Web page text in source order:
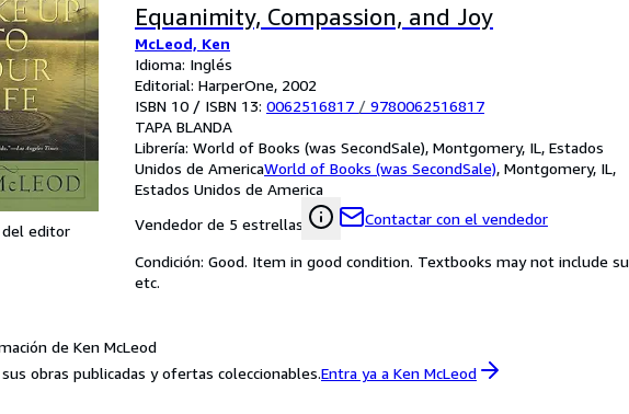
del editor
Equanimity, Compassion, and Joy
McLeod, Ken
Idioma: Inglés
Editorial: HarperOne, 2002
ISBN 10 / ISBN 13: 0062516817 / 9780062516817
TAPA BLANDA
Librería: World of Books (was SecondSale), Montgomery, IL, Estados
Unidos de AmericaWorld of Books (was SecondSale), Montgomery, IL,
Estados Unidos de America
Vendedor de 5 estrellas
Contactar con el vendedor
Condición: Good. Item in good condition. Textbooks may not include
etc.
de Ken McLeod
obras publicadas y ofertas coleccionables.Entra ya a Ken McLeod